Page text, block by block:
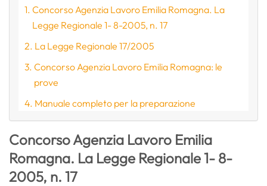
Concorso Agenzia Lavoro Emilia Romagna. La
Legge Regionale 1- 8-2005, n. 17
La Legge Regionale 17/2005
Concorso Agenzia Lavoro Emilia Romagna: le
prove
Manuale completo per la preparazione
Concorso Agenzia Lavoro Emilia
Romagna. La Legge Regionale 1- 8-
2005, n. 17